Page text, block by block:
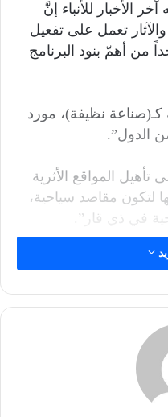
الأخبار للأنباء إنَّ
والآثار تعمل على تفعيل
من أهمّ بنود البرنامج
نظيفة)، مورد
الدول”.
المواقع الأثرية
لتكون مقاصد سياحية،
في ذي قار”.